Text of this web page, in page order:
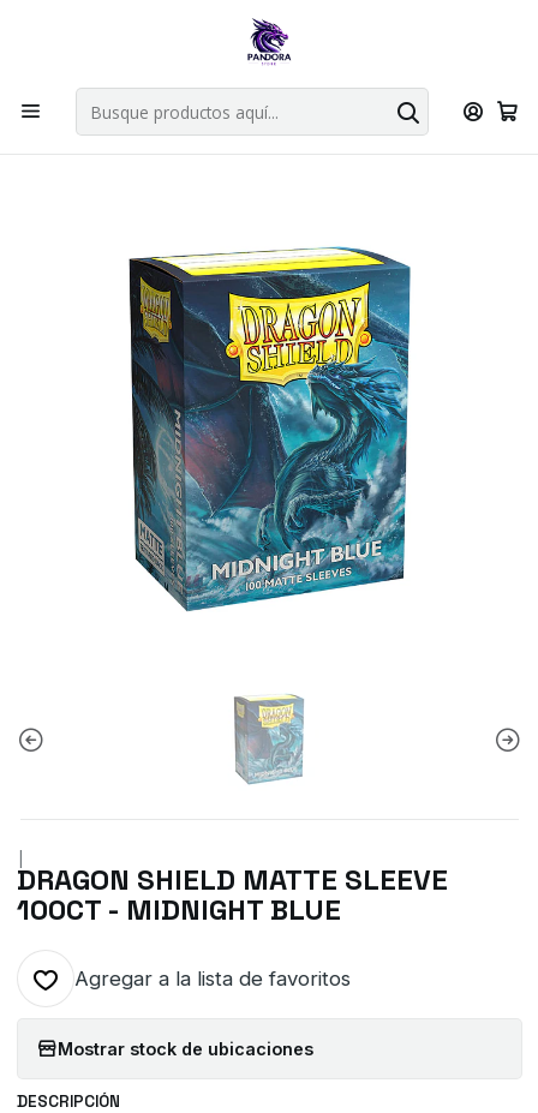
Por compras en cartas singles superiores a 49.990 el envio es
Explorar singles
Inicio Juegos de cartas TCG Accesorios TCG Dragon Shield
DRAGON SHIELD MATTE SLEEVE 100CT - MIDNIGHT BLUE
|
DRAGON SHIELD MATTE SLEEVE
100CT - MIDNIGHT BLUE
Agregar a la lista de favoritos
Mostrar stock de ubicaciones
DESCRIPCIÓN